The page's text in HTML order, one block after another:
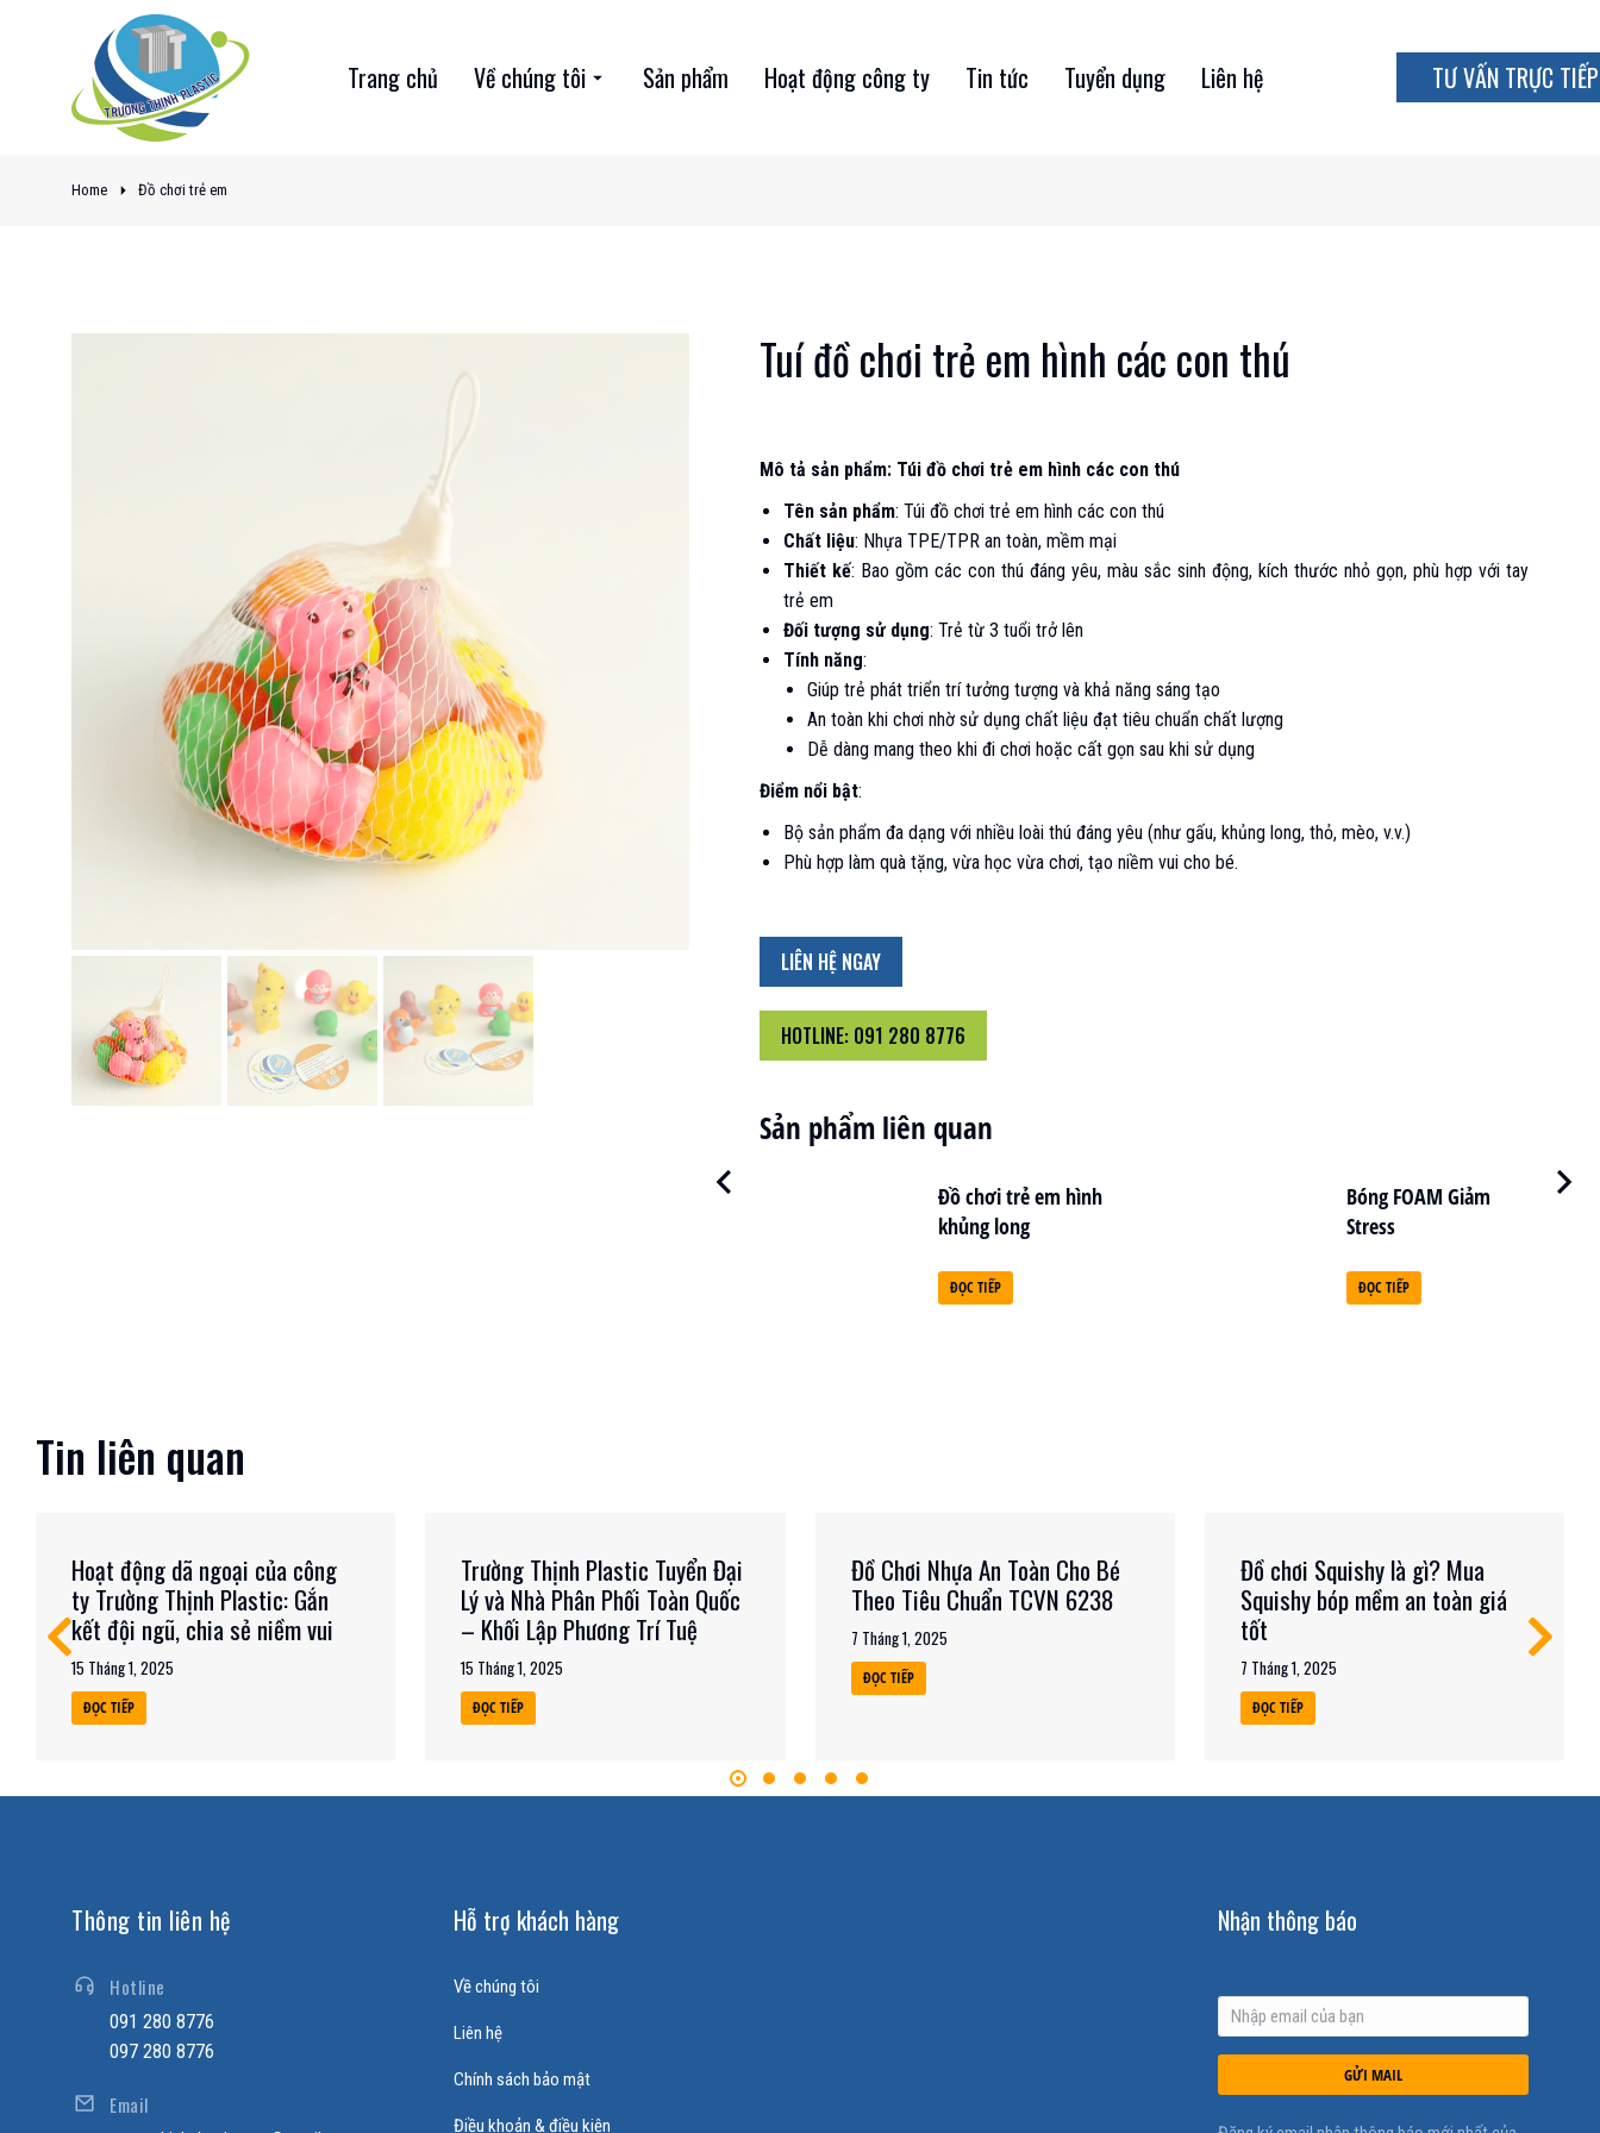
Trang chủ Về chúng tôi Sản phẩm Hoạt động công ty Tin tức Tuyển dụng Liên hệ TƯ VẤN TRỰC TIẾP
You are here:
Home Đồ chơi trẻ em
Tuí đồ chơi trẻ em hình các con thú
Mô tả sản phẩm: Túi đồ chơi trẻ em hình các con thú
Tên sản phẩm: Túi đồ chơi trẻ em hình các con thú
Chất liệu: Nhựa TPE/TPR an toàn, mềm mại
Thiết kế: Bao gồm các con thú đáng yêu, màu sắc sinh động, kích thước nhỏ gọn, phù hợp với tay
trẻ em
Đối tượng sử dụng: Trẻ từ 3 tuổi trở lên
Tính năng:
Giúp trẻ phát triển trí tưởng tượng và khả năng sáng tạo
An toàn khi chơi nhờ sử dụng chất liệu đạt tiêu chuẩn chất lượng
Dễ dàng mang theo khi đi chơi hoặc cất gọn sau khi sử dụng
Điểm nổi bật:
Bộ sản phẩm đa dạng với nhiều loài thú đáng yêu (như gấu, khủng long, thỏ, mèo, v.v.)
Phù hợp làm quà tặng, vừa học vừa chơi, tạo niềm vui cho bé.
LIÊN HỆ NGAY
HOTLINE: 091 280 8776
Sản phẩm liên quan
Đồ chơi trẻ em hình
khủng long
ĐỌC TIẾP
Bóng FOAM Giảm
Stress
ĐỌC TIẾP
Tin liên quan
Hoạt động dã ngoại của công
ty Trường Thịnh Plastic: Gắn
kết đội ngũ, chia sẻ niềm vui
15 Tháng 1, 2025
ĐỌC TIẾP
Trường Thịnh Plastic Tuyển Đại
Lý và Nhà Phân Phối Toàn Quốc
– Khối Lập Phương Trí Tuệ
15 Tháng 1, 2025
ĐỌC TIẾP
Đồ Chơi Nhựa An Toàn Cho Bé
Theo Tiêu Chuẩn TCVN 6238
7 Tháng 1, 2025
ĐỌC TIẾP
Đồ chơi Squishy là gì? Mua
Squishy bóp mềm an toàn giá
tốt
7 Tháng 1, 2025
ĐỌC TIẾP
Thông tin liên hệ
Hotline
091 280 8776
097 280 8776
Email
Hỗ trợ khách hàng
Về chúng tôi
Liên hệ
Chính sách bảo mật
Điều khoản & điều kiện
Nhận thông báo
GỬI MAIL